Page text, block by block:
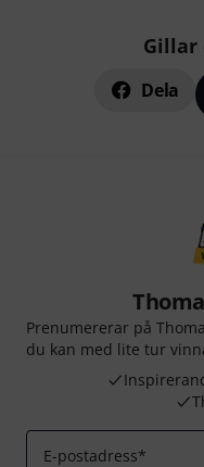
Gillar
Dela
Prenumererar på
du kan med lite tur
E-postadress*